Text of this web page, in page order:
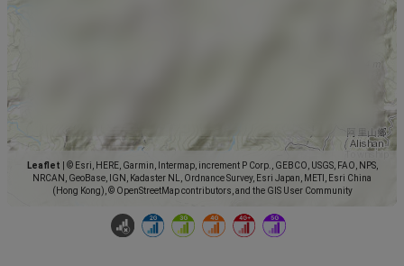
Leaflet
© Esri, HERE, Garmin, Intermap, increment P Corp., GEBCO, USGS, FAO, NPS,
NRCAN, GeoBase, IGN, Kadaster NL, Ordnance Survey, Esri Japan, METI, Esri China
(Hong Kong), © OpenStreetMap contributors, and the GIS User Community